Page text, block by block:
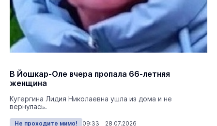
В Йошкар-Оле вчера пропала 66-летняя
женщина
Кугергина Лидия Николаевна ушла из дома и не
вернулась.
Не проходите мимо! 09:33 28.07.2026